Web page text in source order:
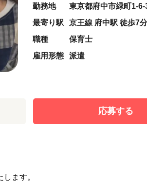
勤務地
東京都府中市緑町1-6-
最寄り駅
京王線 府中駅 徒歩7分
職種
保育士
雇用形態
派遣
応募する
ます。